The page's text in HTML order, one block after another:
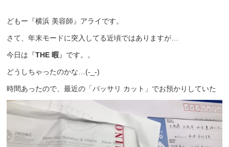
どもー『横浜 美容師』アライです。
さて、年末モードに突入してる近頃ではありますが…
今日は『THE 暇』です。。
どうしちゃったのかな…(-_-)
時間あったので、最近の「バッサリ カット」でお預かりしていた